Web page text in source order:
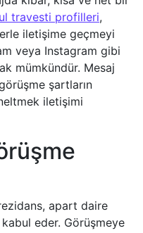
travesti profilleri,
iletişime geçmeyi
veya Instagram gibi
mümkündür. Mesaj
şartların
iletişimi
apart daire
eder. Görüşmeye